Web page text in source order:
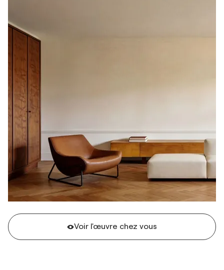
Voir l'œuvre chez vous